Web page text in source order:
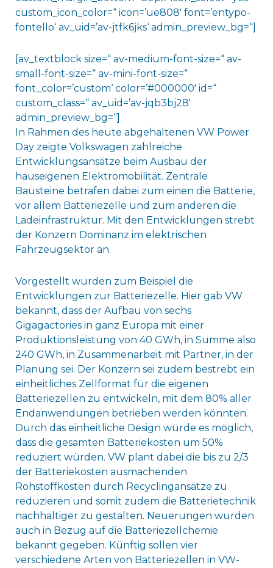
custom_icon_color=“ icon=’ue808′ font=’entypo-
fontello‘ av_uid=’av-jtfk6jks‘ admin_preview_bg=“]
[av_textblock size=“ av-medium-font-size=“ av-
small-font-size=“ av-mini-font-size=“
font_color=’custom‘ color=’#000000′ id=“
custom_class=“ av_uid=’av-jqb3bj28′
admin_preview_bg=“]
In Rahmen des heute abgehaltenen VW Power
Day zeigte Volkswagen zahlreiche
Entwicklungsansätze beim Ausbau der
hauseigenen Elektromobilität. Zentrale
Bausteine betrafen dabei zum einen die Batterie,
vor allem Batteriezelle und zum anderen die
Ladeinfrastruktur. Mit den Entwicklungen strebt
der Konzern Dominanz im elektrischen
Fahrzeugsektor an.
Vorgestellt wurden zum Beispiel die
Entwicklungen zur Batteriezelle. Hier gab VW
bekannt, dass der Aufbau von sechs
Gigagactories in ganz Europa mit einer
Produktionsleistung von 40 GWh, in Summe also
240 GWh, in Zusammenarbeit mit Partner, in der
Planung sei. Der Konzern sei zudem bestrebt ein
einheitliches Zellformat für die eigenen
Batteriezellen zu entwickeln, mit dem 80% aller
Endanwendungen betrieben werden könnten.
Durch das einheitliche Design würde es möglich,
dass die gesamten Batteriekosten um 50%
reduziert würden. VW plant dabei die bis zu 2/3
der Batteriekosten ausmachenden
Rohstoffkosten durch Recyclingansätze zu
reduzieren und somit zudem die Batterietechnik
nachhaltiger zu gestalten. Neuerungen wurden
auch in Bezug auf die Batteriezellchemie
bekannt gegeben. Künftig sollen vier
verschiedene Arten von Batteriezellen in VW-